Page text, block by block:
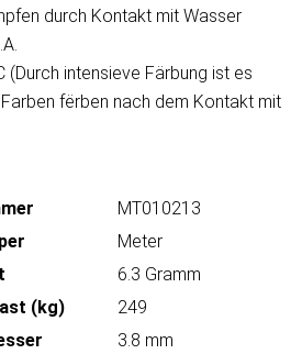
durch Kontakt mit Wasser
(Durch intensieve Färbung ist es
fërben nach dem Kontakt mit
MT010213
Meter
6.3 Gramm
(kg)
249
3.8 mm